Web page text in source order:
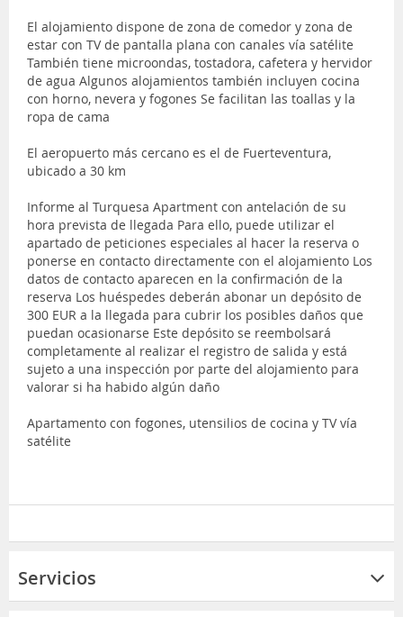
El alojamiento dispone de zona de comedor y zona de
estar con TV de pantalla plana con canales vía satélite
También tiene microondas, tostadora, cafetera y hervidor
de agua Algunos alojamientos también incluyen cocina
con horno, nevera y fogones Se facilitan las toallas y la
ropa de cama
El aeropuerto más cercano es el de Fuerteventura,
ubicado a 30 km
Informe al Turquesa Apartment con antelación de su
hora prevista de llegada Para ello, puede utilizar el
apartado de peticiones especiales al hacer la reserva o
ponerse en contacto directamente con el alojamiento Los
datos de contacto aparecen en la confirmación de la
reserva Los huéspedes deberán abonar un depósito de
300 EUR a la llegada para cubrir los posibles daños que
puedan ocasionarse Este depósito se reembolsará
completamente al realizar el registro de salida y está
sujeto a una inspección por parte del alojamiento para
valorar si ha habido algún daño
Apartamento con fogones, utensilios de cocina y TV vía
satélite
Servicios